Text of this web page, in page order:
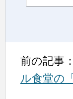
前の記事：
ル食堂の